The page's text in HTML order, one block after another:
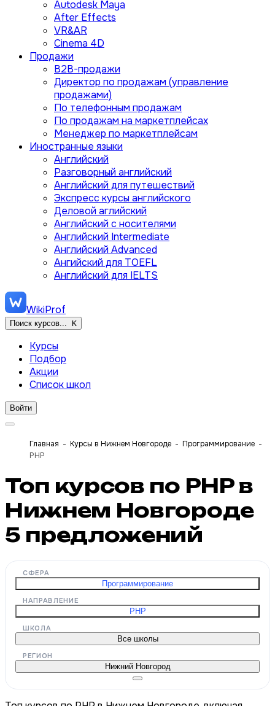
Autodesk Maya
After Effects
VR&AR
Cinema 4D
Продажи
B2B-продажи
Директор по продажам (управление
продажами)
По телефонным продажам
По продажам на маркетплейсах
Менеджер по маркетплейсам
Иностранные языки
Английский
Разговорный английский
Английский для путешествий
Экспресс курсы английского
Деловой аглийский
Английский с носителями
Английский Intermediate
Английский Advanced
Ангийский для TOEFL
Английский для IELTS
WikiProf
Поиск курсов... K
Курсы
Подбор
Акции
Список школ
Войти
Главная Курсы в Нижнем Новгороде
Программирование
PHP
Топ курсов по PHP в
Нижнем Новгороде
5 предложений
СФЕРА
Программирование
НАПРАВЛЕНИЕ
PHP
ШКОЛА
Все школы
РЕГИОН
Нижний Новгород